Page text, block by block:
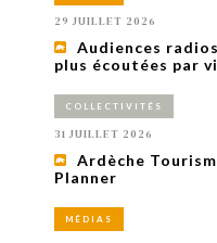
29 JUILLET 2026
Audiences
plus écoutées par
COLLECTIVITÉS
31 JUILLET 2026
Ardèche
Planner
MÉDIAS